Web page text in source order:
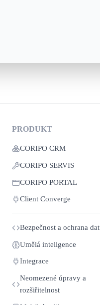
PRODUKT
CORIPO CRM
CORIPO SERVIS
CORIPO PORTAL
Client Converge
Bezpečnost a ochrana dat
Umělá inteligence
Integrace
Neomezené úpravy a
rozšiřitelnost